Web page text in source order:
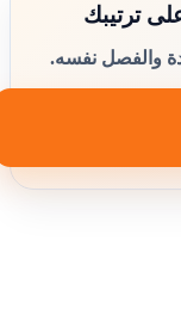
ترتيبك
والفصل نفسه.